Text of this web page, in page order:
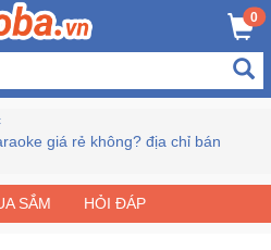
0
giá rẻ không? địa chỉ bán
SẮM HỎI ĐÁP